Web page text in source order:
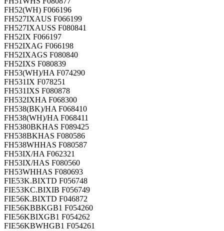
FH52(WH) F066196
FH527IXAUS F066199
FH527IXAUSS F080841
FH52IX F066197
FH52IXAG F066198
FH52IXAGS F080840
FH52IXS F080839
FH53(WH)/HA F074290
FH531IX F078251
FH531IXS F080878
FH532IXHA F068300
FH538(BK)/HA F068410
FH538(WH)/HA F068411
FH5380BKHAS F089425
FH538BKHAS F080586
FH538WHHAS F080587
FH53IX/HA F062321
FH53IX/HAS F080560
FH53WHHAS F080693
FIE53K.BIXTD F056748
FIE53KC.BIXIB F056749
FIE56K.BIXTD F046872
FIE56KBBKGB1 F054260
FIE56KBIXGB1 F054262
FIE56KBWHGB1 F054261